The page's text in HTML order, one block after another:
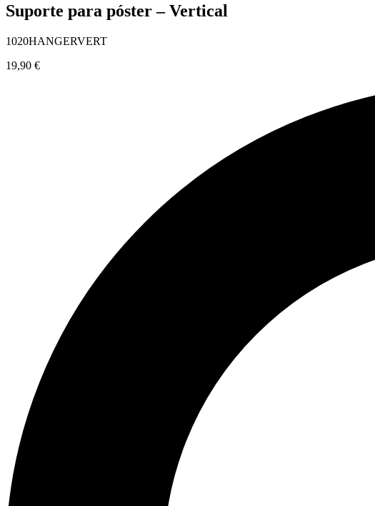
Suporte para póster – Vertical
1020HANGERVERT
19,90 €